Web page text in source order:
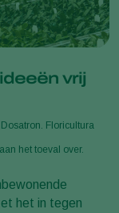
vrij
Floricultura
het toeval over.
het in tegen